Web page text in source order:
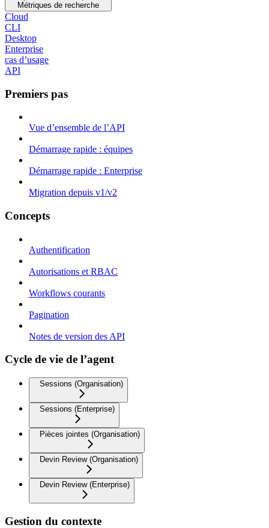
Métriques de recherche
Cloud
CLI
Desktop
Enterprise
cas d’usage
API
Premiers pas
Vue d’ensemble de l’API
Démarrage rapide : équipes
Démarrage rapide : Enterprise
Migration depuis v1/v2
Concepts
Authentification
Autorisations et RBAC
Workflows courants
Pagination
Notes de version des API
Cycle de vie de l’agent
Sessions (Organisation)
Sessions (Enterprise)
Pièces jointes (Organisation)
Devin Review (Organisation)
Devin Review (Enterprise)
Gestion du contexte